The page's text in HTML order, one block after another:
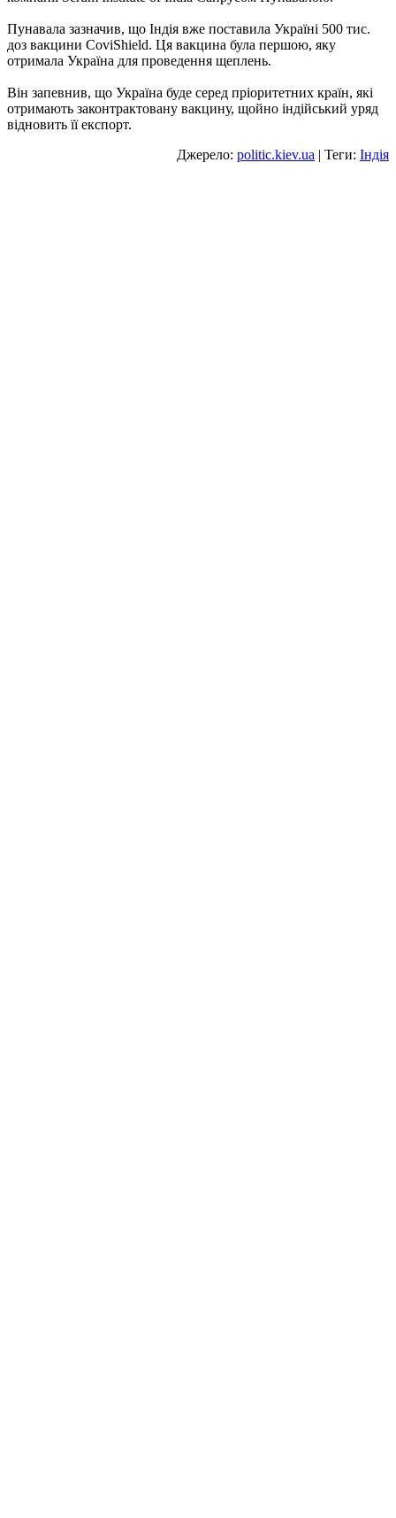
Пунавала зазначив, що Індія вже поставила Україні 500 тис.
доз вакцини CoviShield. Ця вакцина була першою, яку
отримала Україна для проведення щеплень.
Він запевнив, що Україна буде серед пріоритетних країн, які
отримають законтрактовану вакцину, щойно індійський уряд
відновить її експорт.
Джерело: politic.kiev.ua | Теги: Індія